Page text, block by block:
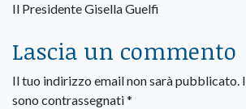
Il Presidente Gisella Guelfi
Lascia un commento
Il tuo indirizzo email non sarà pubblicato.
sono contrassegnati*